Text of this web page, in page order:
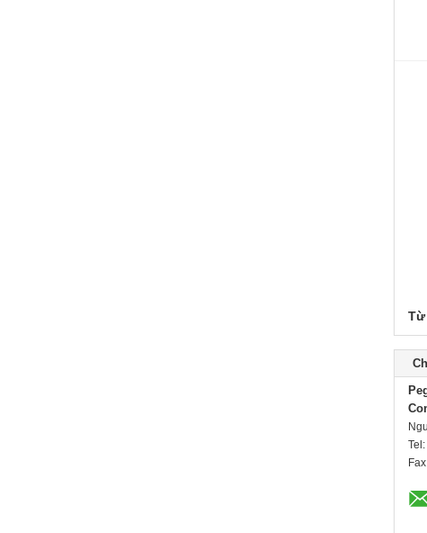
Từ
Tel: